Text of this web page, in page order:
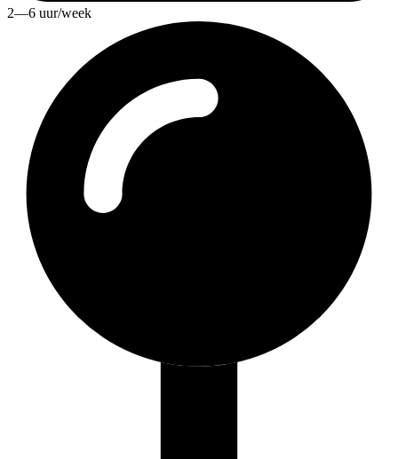
2—6 uur/week